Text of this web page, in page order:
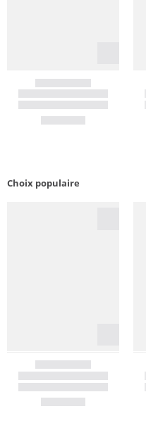
Choix populaire